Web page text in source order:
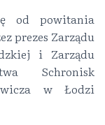
od powitania
prezes Zarządu
i Zarządu
Schronisk
w Łodzi